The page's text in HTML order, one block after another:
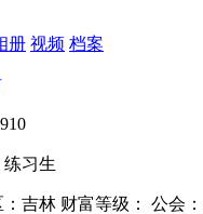
册 视频 档案
习生
：吉林 财富等级： 公会：